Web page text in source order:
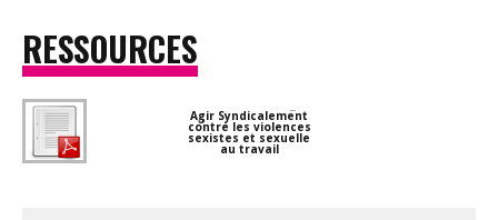
RESSOURCES
Agir Syndicalement
contre les violences
sexistes et sexuelle
au travail